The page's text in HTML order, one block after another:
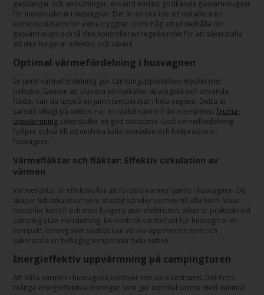
gasslangar och anslutningar. Använd endast godkända gasvärmeugnar
för inomhusbruk i husvagnar. Det är en bra idé att installera en
kolmonoxidlarm för extra trygghet. Kom ihåg att underhålla din
gasvärmeugn och få den kontrollerad regelbundet för att säkerställa
att den fungerar effektivt och säkert.
Optimal värmefördelning i husvagnen
En jämn värmefördelning gör campingupplevelsen mycket mer
bekväm. Genom att placera värmekällor strategiskt och använda
fläktar kan du uppnå en jämn temperatur i hela vagnen. Detta är
särskilt viktigt på natten, när en stabil värme från exempelvisTruma-
uppvärmning säkerställer en god nattsömn. God värmefördelning
hjälper också till att undvika kalla områden och fuktproblem i
husvagnen.
Värmefläktar och fläktar: Effektiv cirkulation av
värmen
Värmefläktar är effektiva för att fördela värmen jämnt i husvagnen. De
skapar luftcirkulation som snabbt sprider värmen till alla hörn. Vissa
modeller kan till och med fungera utan elektricitet, vilket är praktiskt vid
camping utan elanslutning. En elektrisk värmefläkt för husvagn är en
kompakt lösning som snabbt kan värma upp mindre rum och
säkerställa en behaglig temperatur hela natten.
Energieffektiv uppvärmning på campingturen
Att hålla värmen i husvagnen behöver inte vara kostsamt. Det finns
många energieffektiva lösningar som ger optimal värme med minimal